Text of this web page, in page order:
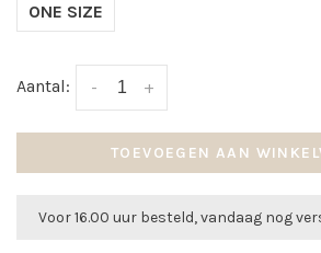
ONE SIZE
Aantal: +
-
TOEVOEGEN AAN
Voor 16.00 uur besteld, vandaag nog